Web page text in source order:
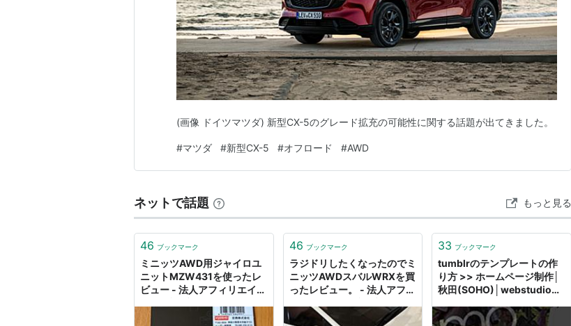
(画像 ドイツマツダ) 新型CX-5のグレード拡充の可能性に関する話題が出てきました。
#マツダ #新型CX-5 #オフロード #AWD
ネットで話題 もっと見る
46 ブックマーク
ミニッツAWD用ジャイロユ
ニットMZW431を使ったレ
ビュー - 法人アフィリエイタ
46 ブックマーク
ラジドリしたくなったのでミ
ニッツAWDスバルWRXを買
ったレビュー。 - 法人アフィ
33 ブックマーク
tumblrのテンプレートの作
り方 >> ホームページ制作│
秋田(SOHO)│webstudio